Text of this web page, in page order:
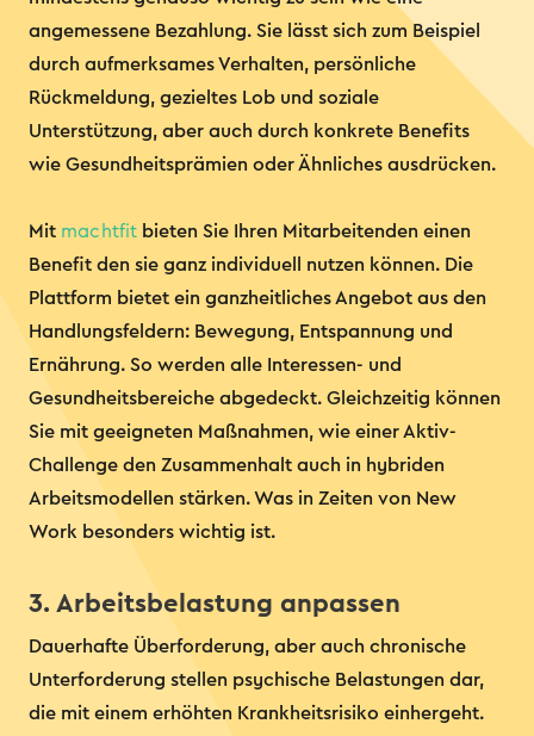
angemessene Bezahlung. Sie lässt sich zum Beispiel
durch aufmerksames Verhalten, persönliche
Rückmeldung, gezieltes Lob und soziale
Unterstützung, aber auch durch konkrete Benefits
wie Gesundheitsprämien oder Ähnliches ausdrücken.
Mit machtfit bieten Sie Ihren Mitarbeitenden einen
Benefit den sie ganz individuell nutzen können. Die
Plattform bietet ein ganzheitliches Angebot aus den
Handlungsfeldern: Bewegung, Entspannung und
Ernährung. So werden alle Interessen- und
Gesundheitsbereiche abgedeckt. Gleichzeitig können
Sie mit geeigneten Maßnahmen, wie einer Aktiv-
Challenge den Zusammenhalt auch in hybriden
Arbeitsmodellen stärken. Was in Zeiten von New
Work besonders wichtig ist.
3. Arbeitsbelastung anpassen
Dauerhafte Überforderung, aber auch chronische
Unterforderung stellen psychische Belastungen dar,
die mit einem erhöhten Krankheitsrisiko einhergeht.